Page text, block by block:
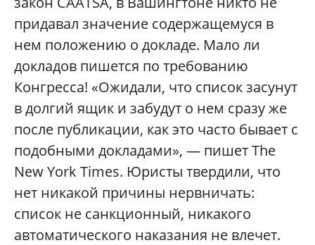
придавал значение содержащемуся в
нем положению о докладе. Мало ли
докладов пишется по требованию
Конгресса! «Ожидали, что список засунут
в долгий ящик и забудут о нем сразу же
после публикации, как это часто бывает с
подобными докладами», — пишет The
New York Times. Юристы твердили, что
нет никакой причины нервничать:
список не санкционный, никакого
автоматического наказания не влечет.